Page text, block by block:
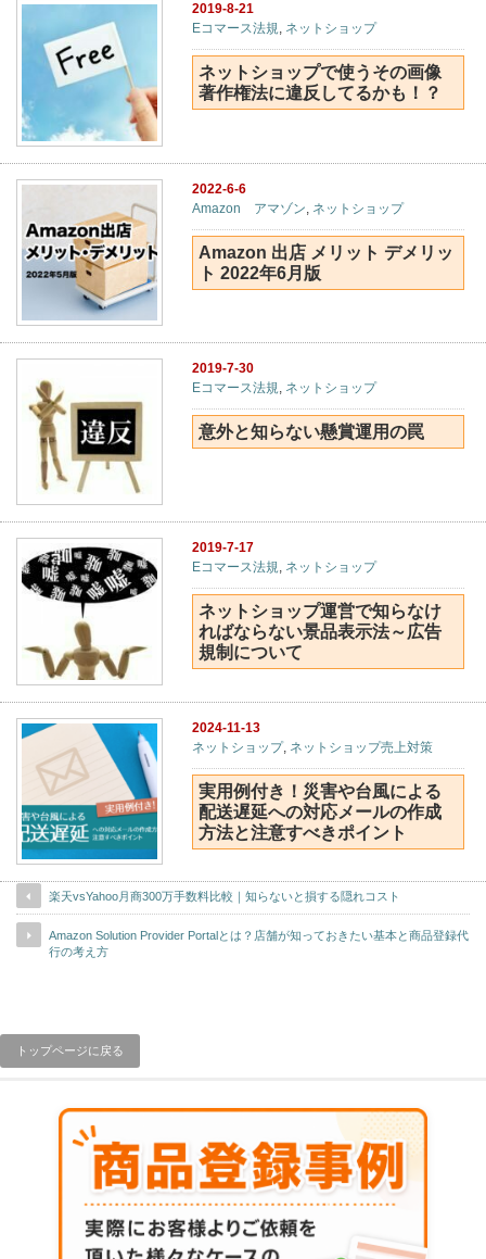
2019-8-21
Eコマース法規, ネットショップ
ネットショップで使うその画像
著作権法に違反してるかも！？
2022-6-6
Amazon アマゾン ネットショップ
Amazon 出店 メリット デメリッ
ト 2022年6月版
2019-7-30
Eコマース法規, ネットショップ
意外と知らない懸賞運用の罠
2019-7-17
Eコマース法規, ネットショップ
ネットショップ運営で知らなけ
ればならない景品表示法～広告
規制について
2024-11-13
ネットショップ, ネットショップ売上対策
実用例付き！災害や台風による
配送遅延への対応メールの作成
方法と注意すべきポイント
楽天vsYahoo月商300万手数料比較｜知らないと損する隠れコスト
Amazon Solution Provider Portalとは？店舗が知っておきたい基本と商品登録代
行の考え方
トップページに戻る